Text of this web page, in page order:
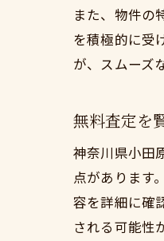
また、物件の
を積極的に受
が、スムーズ
無料査定を
神奈川県小田
点があります
容を詳細に確
される可能性